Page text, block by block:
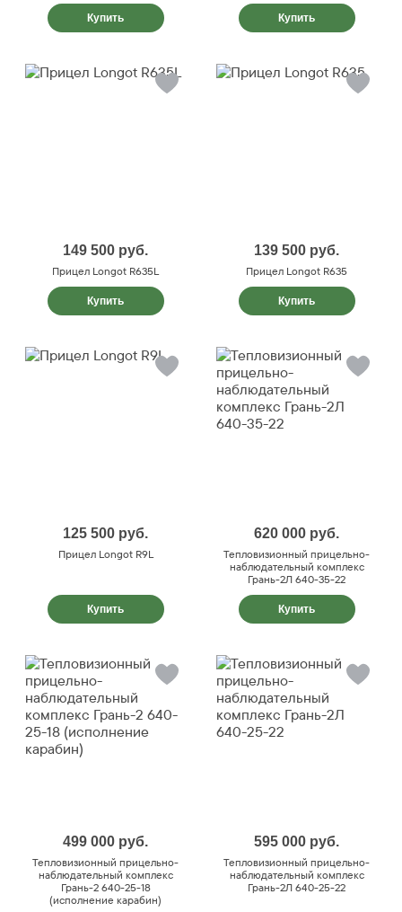
Купить Купить
149 500 руб.
Прицел Longot R635L
Купить
139 500 руб.
Прицел Longot R635
Купить
125 500 руб.
Прицел Longot R9L
Купить
620 000 руб.
Тепловизионный прицельно-
наблюдательный комплекс
Грань-2Л 640-35-22
Купить
499 000 руб.
Тепловизионный прицельно-
наблюдательный комплекс
Грань-2 640-25-18
(исполнение карабин)
595 000 руб.
Тепловизионный прицельно-
наблюдательный комплекс
Грань-2Л 640-25-22